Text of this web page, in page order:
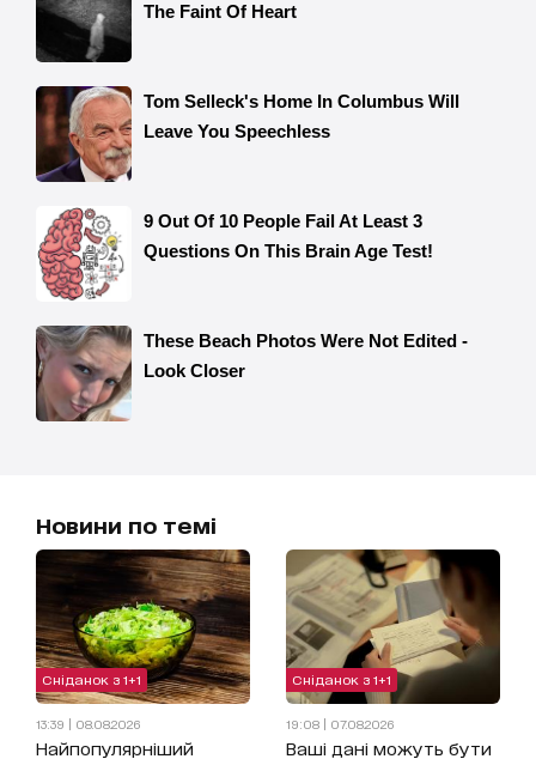
Новини по темі
Сніданок з 1+1
13:39 | 08.08.2026
Найпопулярніший
Сніданок з 1+1
19:08 | 07.08.2026
Ваші дані можуть бути